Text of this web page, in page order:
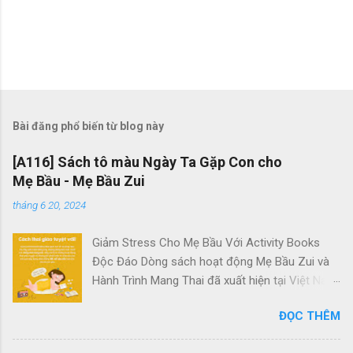
Bài đăng phổ biến từ blog này
[A116] Sách tô màu Ngày Ta Gặp Con cho
Mẹ Bầu - Mẹ Bầu Zui
tháng 6 20, 2024
Giảm Stress Cho Mẹ Bầu Với Activity Books
Độc Đáo Dòng sách hoạt động Mẹ Bầu Zui và
Hành Trình Mang Thai đã xuất hiện tại Việt Nam
hiệu quả. Chúng là những tác phẩm duy nhất
dành riêng cho các mẹ bầu tại đây. Quên đi
ĐỌC THÊM